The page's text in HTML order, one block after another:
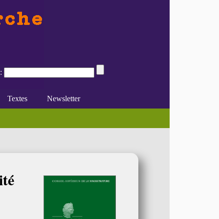
le contexte postcolonial de (...)
– (...)
Textes Newsletter